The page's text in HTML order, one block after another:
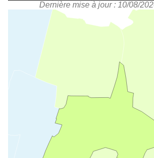
Dernière mise à jour : 10/08/